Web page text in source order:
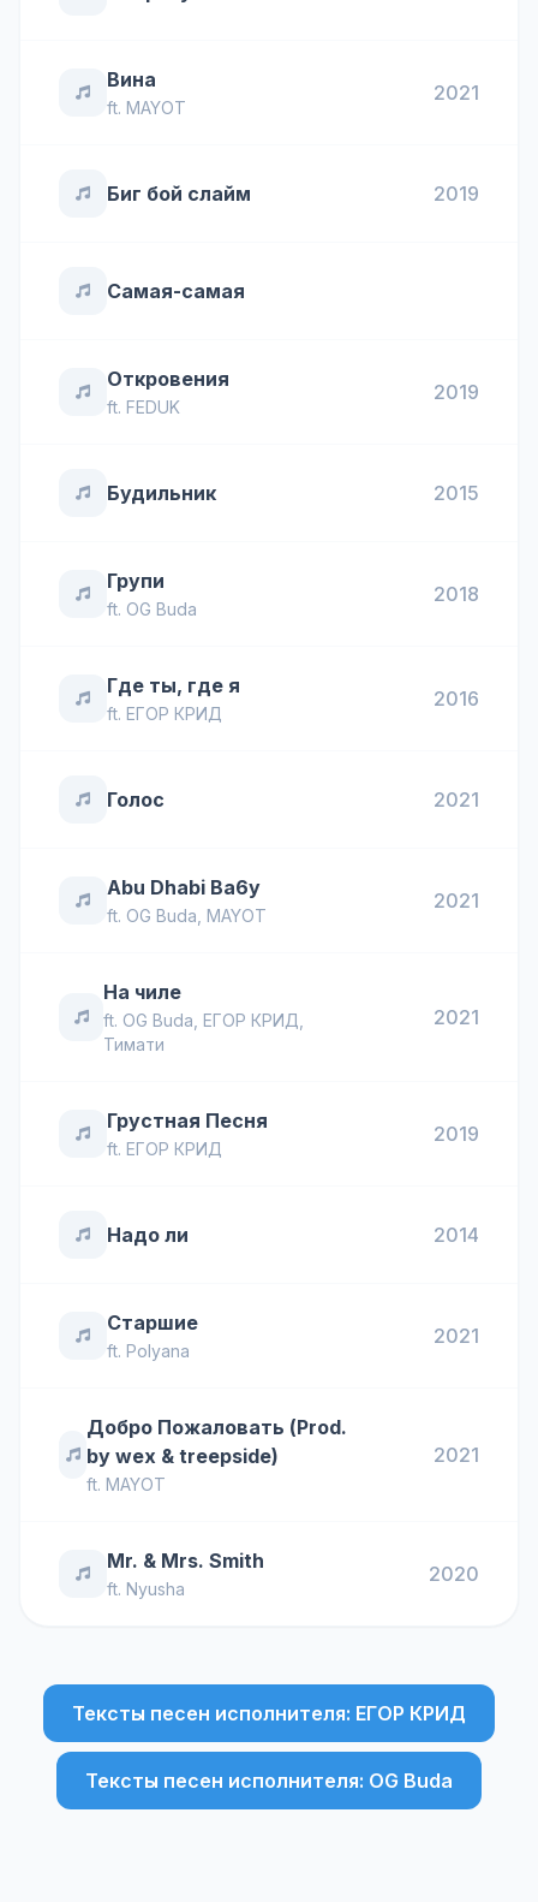
Вина
ft. MAYOT
2021
Биг бой слайм 2019
Самая-самая
Откровения
ft. FEDUK
2019
Будильник 2015
Групи
ft. OG Buda
2018
Где ты, где я
ft. ЕГОР КРИД
2016
Голос 2021
Abu Dhabi Ba6y
ft. OG Buda MAYOT
2021
На чиле
ft. OG Buda ,ЕГОР КРИД
Тимати
2021
Грустная Песня
ft. ЕГОР КРИД
2019
Надо ли 2014
Старшие
ft. Polyana
2021
Добро Пожаловать (Prod.
by wex & treepside)
ft.MAYOT
2021
Mr. & Mrs. Smith
ft. Nyusha
2020
Тексты песен исполнителя: ЕГОР КРИД
Тексты песен исполнителя: OG Buda